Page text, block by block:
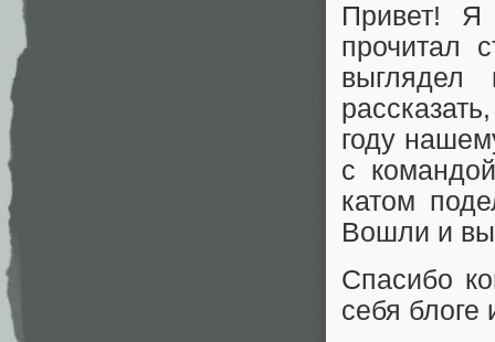
Привет! Я
прочитал
году
с
катом
Вошли и
Спасибо
себя